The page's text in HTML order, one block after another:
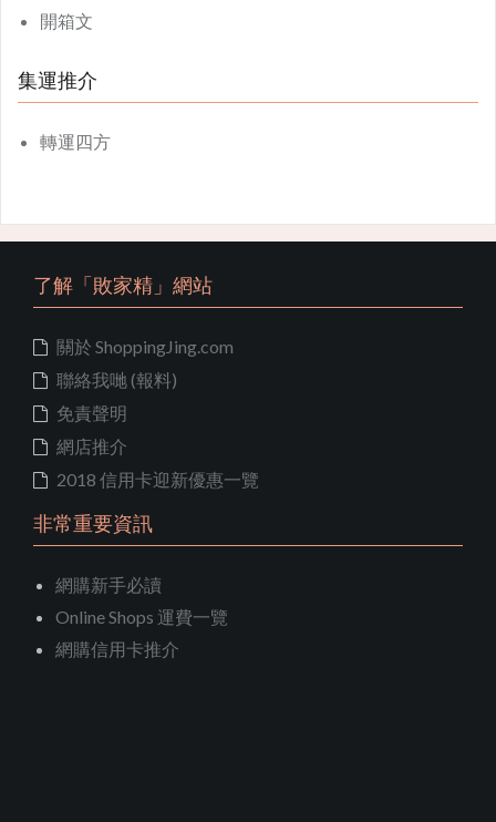
開箱文
集運推介
轉運四方
了解「敗家精」網站
關於 ShoppingJing.com
聯絡我哋 (報料)
免責聲明
網店推介
2018 信用卡迎新優惠一覽
非常重要資訊
網購新手必讀
Online Shops 運費一覽
網購信用卡推介